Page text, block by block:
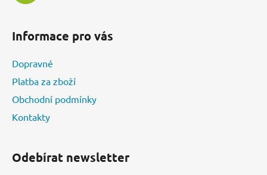
Informace pro vás
Dopravné
Platba za zboží
Obchodní podmínky
Kontakty
Odebírat newsletter